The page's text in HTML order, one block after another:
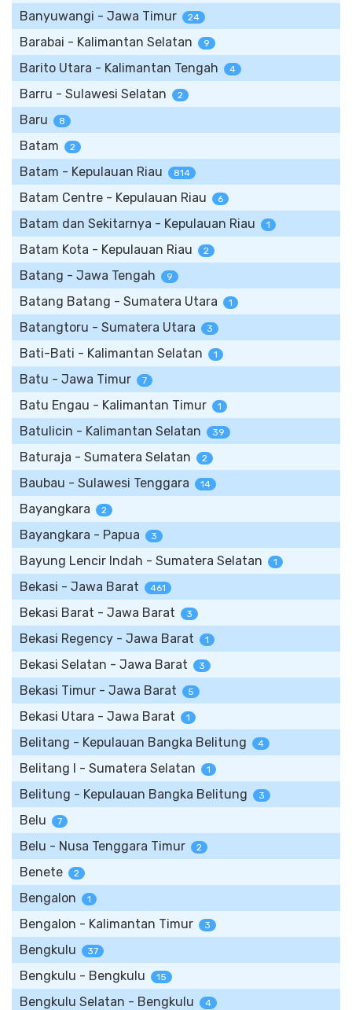
Banyuwangi - Jawa Timur 24
Barabai - Kalimantan Selatan 9
Barito Utara - Kalimantan Tengah 4
Barru - Sulawesi Selatan 2
Baru 8
Batam 2
Batam - Kepulauan Riau 814
Batam Centre - Kepulauan Riau 6
Batam dan Sekitarnya - Kepulauan Riau 1
Batam Kota - Kepulauan Riau 2
Batang - Jawa Tengah 9
Batang Batang - Sumatera Utara 1
Batangtoru - Sumatera Utara 3
Bati-Bati - Kalimantan Selatan 1
Batu - Jawa Timur 7
Batu Engau - Kalimantan Timur 1
Batulicin - Kalimantan Selatan 39
Baturaja - Sumatera Selatan 2
Baubau - Sulawesi Tenggara 14
Bayangkara 2
Bayangkara - Papua 3
Bayung Lencir Indah - Sumatera Selatan 1
Bekasi - Jawa Barat 461
Bekasi Barat - Jawa Barat 3
Bekasi Regency - Jawa Barat 1
Bekasi Selatan - Jawa Barat 3
Bekasi Timur - Jawa Barat 5
Bekasi Utara - Jawa Barat 1
Belitang - Kepulauan Bangka Belitung 4
Belitang I - Sumatera Selatan 1
Belitung - Kepulauan Bangka Belitung 3
Belu 7
Belu - Nusa Tenggara Timur 2
Benete 2
Bengalon 1
Bengalon - Kalimantan Timur 3
Bengkulu 37
Bengkulu - Bengkulu 15
Bengkulu Selatan - Bengkulu 4